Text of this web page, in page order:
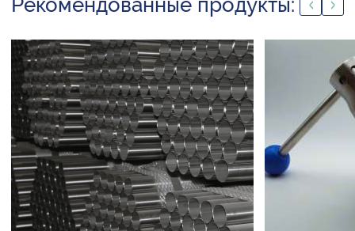
Рекомендованные продукты: